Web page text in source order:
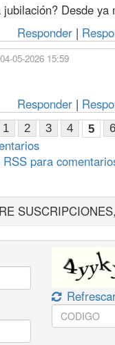
Desde ya
Responder |
04-05-2026 15:59
Responder |
1 2 3 4 5 6
para